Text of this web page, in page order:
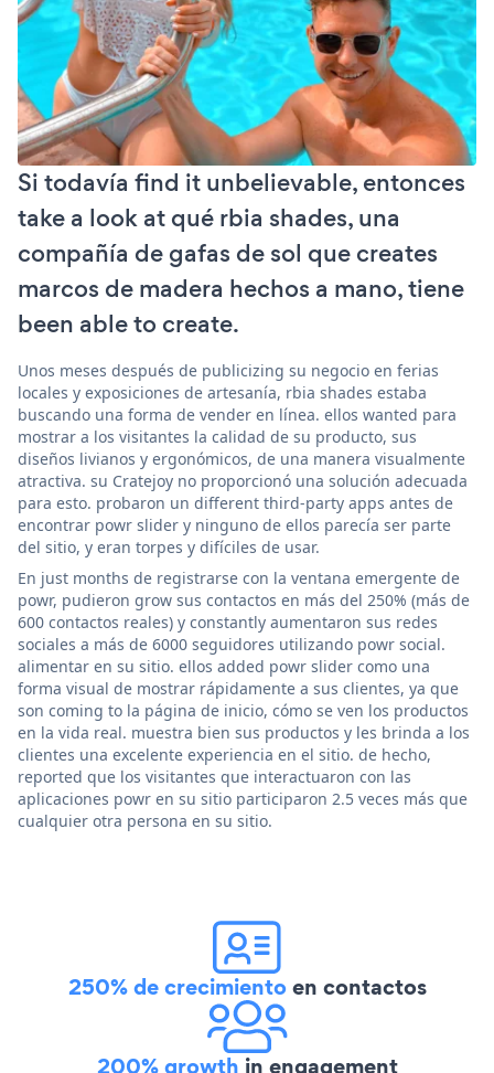
Si todavía find it unbelievable, entonces
take a look at qué rbia shades, una
compañía de gafas de sol que creates
marcos de madera hechos a mano, tiene
been able to create.
Unos meses después de publicizing su negocio en ferias
locales y exposiciones de artesanía, rbia shades estaba
buscando una forma de vender en línea. ellos wanted para
mostrar a los visitantes la calidad de su producto, sus
diseños livianos y ergonómicos, de una manera visualmente
atractiva. su Cratejoy no proporcionó una solución adecuada
para esto. probaron un different third-party apps antes de
encontrar powr slider y ninguno de ellos parecía ser parte
del sitio, y eran torpes y difíciles de usar.
En just months de registrarse con la ventana emergente de
powr, pudieron grow sus contactos en más del 250% (más de
600 contactos reales) y constantly aumentaron sus redes
sociales a más de 6000 seguidores utilizando powr social.
alimentar en su sitio. ellos added powr slider como una
forma visual de mostrar rápidamente a sus clientes, ya que
son coming to la página de inicio, cómo se ven los productos
en la vida real. muestra bien sus productos y les brinda a los
clientes una excelente experiencia en el sitio. de hecho,
reported que los visitantes que interactuaron con las
aplicaciones powr en su sitio participaron 2.5 veces más que
cualquier otra persona en su sitio.
250% de crecimientoen contactos
200% growth in engagement